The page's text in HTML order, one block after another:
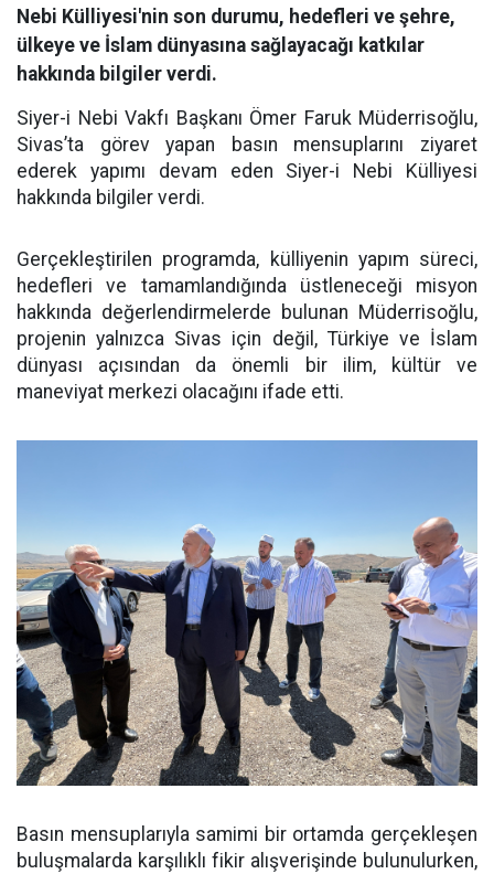
Nebi Külliyesi'nin son durumu, hedefleri ve şehre,
ülkeye ve İslam dünyasına sağlayacağı katkılar
hakkında bilgiler verdi.
Siyer-i Nebi Vakfı Başkanı Ömer Faruk Müderrisoğlu,
Sivas’ta görev yapan basın mensuplarını ziyaret
ederek yapımı devam eden Siyer-i Nebi Külliyesi
hakkında bilgiler verdi.
Gerçekleştirilen programda, külliyenin yapım süreci,
hedefleri ve tamamlandığında üstleneceği misyon
hakkında değerlendirmelerde bulunan Müderrisoğlu,
projenin yalnızca Sivas için değil, Türkiye ve İslam
dünyası açısından da önemli bir ilim, kültür ve
maneviyat merkezi olacağını ifade etti.
Basın mensuplarıyla samimi bir ortamda gerçekleşen
buluşmalarda karşılıklı fikir alışverişinde bulunulurken,